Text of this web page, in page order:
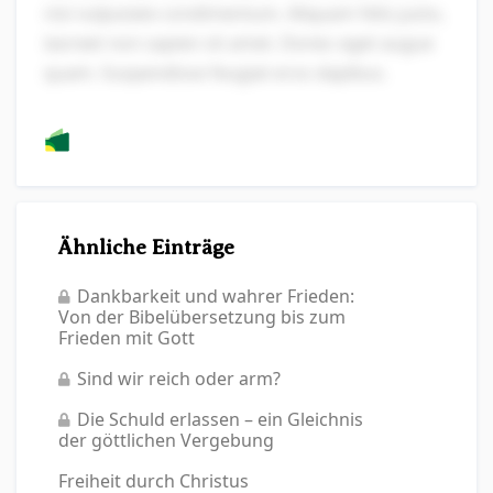
Ähnliche Einträge
Dankbarkeit und wahrer Frieden:
Von der Bibelübersetzung bis zum
Frieden mit Gott
Sind wir reich oder arm?
Die Schuld erlassen – ein Gleichnis
der göttlichen Vergebung
Freiheit durch Christus